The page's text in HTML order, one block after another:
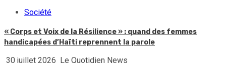
Société
« Corps et Voix de la Résilience » : quand des femmes
handicapées d’Haïti reprennent la parole
30 juillet 2026 Le Quotidien News